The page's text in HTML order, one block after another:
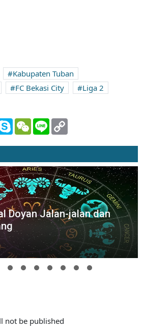
Kabupaten Tuban
FC Bekasi City
Liga 2
SkypeWeChatLine
Doyan Jalan-jalan dan
not be published